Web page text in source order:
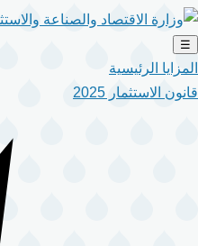
☰
المزايا الرئيسية
قانون الاستثمار 2025